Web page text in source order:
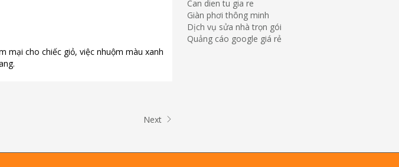
mại cho chiếc giỏ, việc nhuộm màu xanh
Next
Can dien tu gia re
Giàn phơi thông minh
Dịch vụ sửa nhà trọn gói
Quảng cáo google giá rẻ